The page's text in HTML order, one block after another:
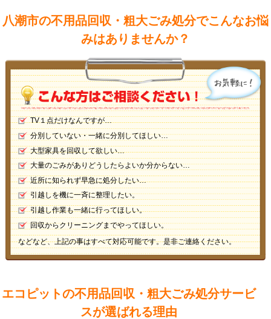
八潮市の不用品回収・粗大ごみ処分でこんなお悩
みはありませんか？
TV１点だけなんですが…
分別していない・一緒に分別してほしい…
大型家具を回収して欲しい…
大量のごみがありどうしたらよいか分からない…
近所に知られず早急に処分したい…
引越しを機に一斉に整理したい。
引越し作業も一緒に行ってほしい。
回収からクリーニングまでやってほしい。
などなど、上記の事はすべて対応可能です。是非ご連絡ください。
エコピットの不用品回収・粗大ごみ処分サービ
スが選ばれる理由